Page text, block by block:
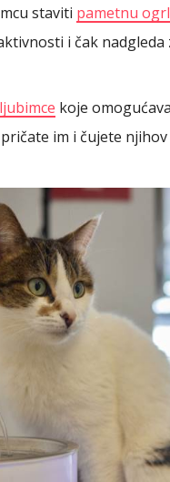
staviti pametnu
i čak nadgleda
koje
im i čujete njihov